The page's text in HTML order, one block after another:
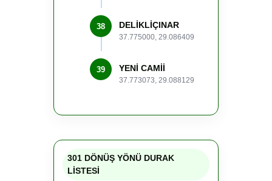
38 DELİKLİÇINAR
37.775000, 29.086409
39 YENİ CAMİİ
37.773073, 29.088129
301 DÖNÜŞ YÖNÜ DURAK
LİSTESİ